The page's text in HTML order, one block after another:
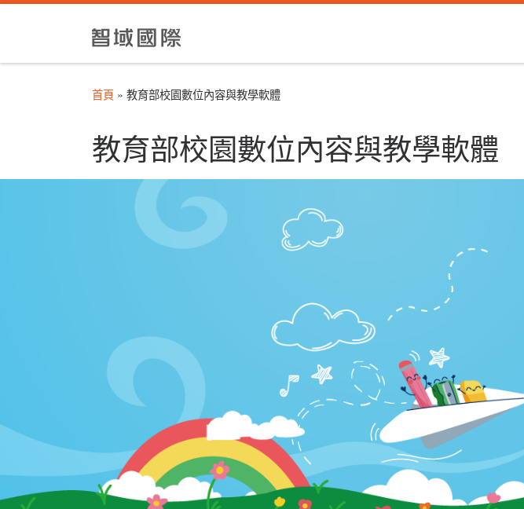
首頁 » 教育部校園數位內容與教學軟體
教育部校園數位內容與教學軟體